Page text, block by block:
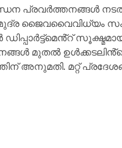
പ്രവർത്തനങ്ങൾ
ജൈവവൈവിധ്യം
മുതൽ
മറ്റ്